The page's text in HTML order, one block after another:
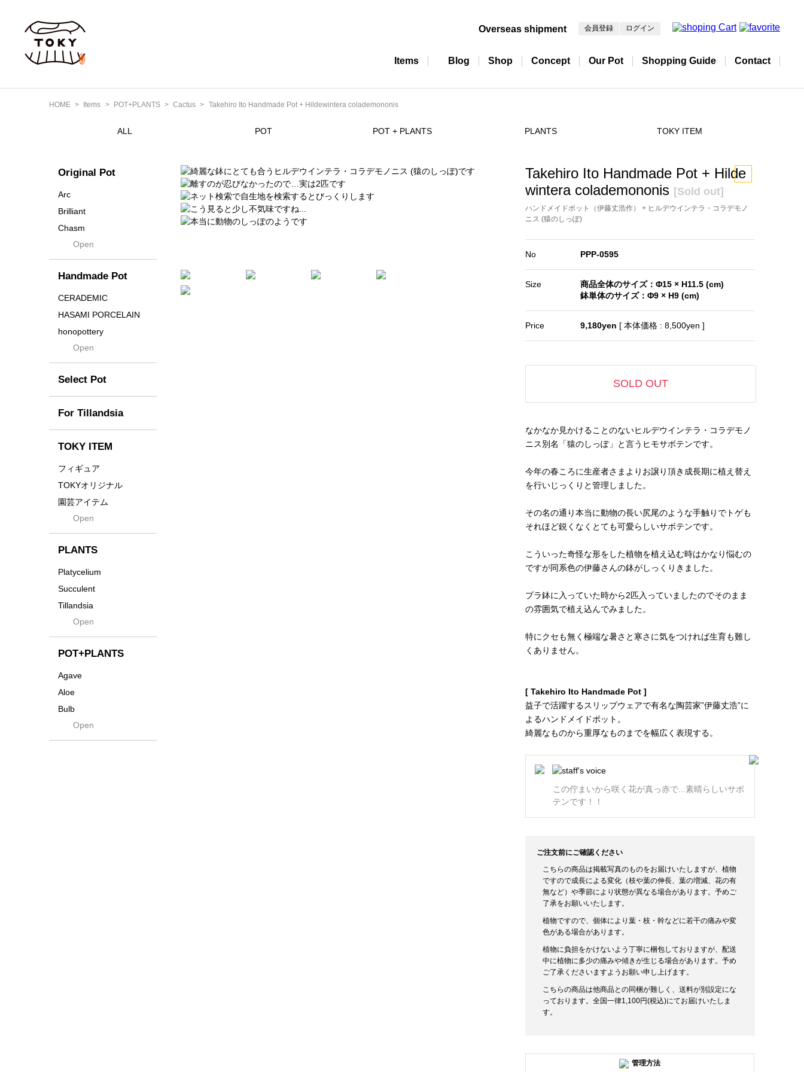
Overseas shipment 会員登録 ログイン
Items Blog Shop Concept Our Pot Shopping Guide Contact
HOME Items POT+PLANTS Cactus Takehiro Ito Handmade Pot + Hildewintera colademononis
ALL POT POT + PLANTS PLANTS TOKY ITEM
Original Pot
Arc
Brilliant
Chasm
Contra
Cream
Crown
Distortion
Drop
DUNE
Flames
For
Former
Fused
Earth
emeth
Enhance
Grid
Innocence
Kodama
Native
Progress
Quartz
RAKU
Open
Handmade Pot
CERADEMIC
HASAMI PORCELAIN
honopottery
nocturne
tamanhayat
TETSUYA OZAWA
Scratch
Takehiro Ito
Yuya Iha
Open
Select Pot
For Tillandsia
TOKY ITEM
フィギュア
TOKYオリジナル
園芸アイテム
土・化粧石・活力剤
インテリア・デザイン雑
その他
Open
PLANTS
Platycelium
Succulent
Tillandsia
SeedsOpen
POT+PLANTS
Agave
Aloe
Bulb
Cactus
Caudex
Open
Takehiro Ito Handmade Pot + Hilde
wintera colademononis [Sold out]
ハンドメイドポット（伊藤丈浩作） + ヒルデウインテラ・コラデモノ
ニス (猿のしっぽ)
No PPP-0595
Size
商品全体のサイズ：Φ15 × H11.5 (cm)
鉢単体のサイズ：Φ9 × H9 (cm)
Price 9,180yen [ 本体価格 : 8,500yen ]
SOLD OUT
なかなか見かけることのないヒルデウインテラ・コラデモノ
ニス別名「猿のしっぽ」と言うヒモサボテンです。
今年の春ころに生産者さまよりお譲り頂き成長期に植え替え
を行いじっくりと管理しました。
その名の通り本当に動物の長い尻尾のような手触りでトゲも
それほど鋭くなくとても可愛らしいサボテンです。
こういった奇怪な形をした植物を植え込む時はかなり悩むの
ですが同系色の伊藤さんの鉢がしっくりきました。
プラ鉢に入っていた時から2匹入っていましたのでそのまま
の雰囲気で植え込んでみました。
特にクセも無く極端な暑さと寒さに気をつければ生育も難し
くありません。
[ Takehiro Ito Handmade Pot ]
益子で活躍するスリップウェアで有名な陶芸家”伊藤丈浩”に
よるハンドメイドポット。
綺麗なものから重厚なものまでを幅広く表現する。
この佇まいから咲く花が真っ赤で...素晴らしいサボ
テンです！！
ご注文前にご確認ください
こちらの商品は掲載写真のものをお届けいたしますが、植物
ですので成長による変化（枝や葉の伸長、葉の増減、花の有
無など）や季節により状態が異なる場合があります。予めご
了承をお願いいたします。
植物ですので、個体により葉・枝・幹などに若干の痛みや変
色がある場合があります。
植物に負担をかけないよう丁寧に梱包しておりますが、配送
中に植物に多少の痛みや傾きが生じる場合があります。予め
ご了承くださいますようお願い申し上げます。
こちらの商品は他商品との同梱が難しく、送料が別設定にな
っております。全国一律1,100円(税込)にてお届けいたしま
す。
管理方法